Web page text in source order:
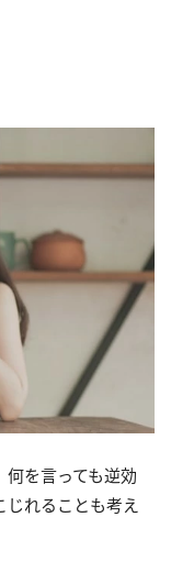
を言っても逆効
じれることも考え